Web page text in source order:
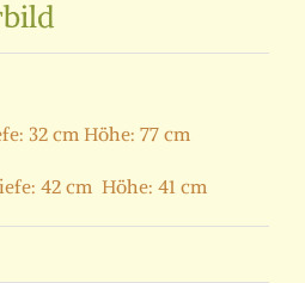
32 cm Höhe: 77 cm
42 cm Höhe: 41 cm